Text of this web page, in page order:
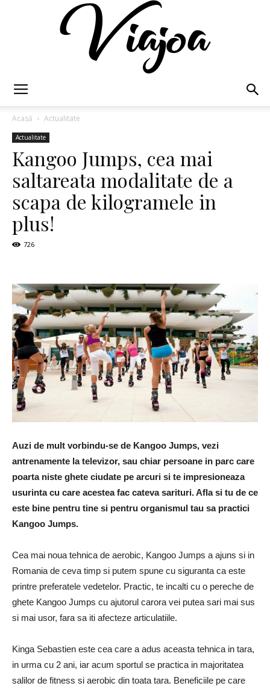
Acasă Actualitate
Actualitate
Kangoo Jumps, cea mai
saltareata modalitate de a
scapa de kilogramele in
plus!
726
Auzi de mult vorbindu-se de Kangoo Jumps, vezi
antrenamente la televizor, sau chiar persoane in parc care
poarta niste ghete ciudate pe arcuri si te impresioneaza
usurinta cu care acestea fac cateva sarituri. Afla si tu de ce
este bine pentru tine si pentru organismul tau sa practici
Kangoo Jumps.
Cea mai noua tehnica de aerobic, Kangoo Jumps a ajuns si in
Romania de ceva timp si putem spune cu siguranta ca este
printre preferatele vedetelor. Practic, te incalti cu o pereche de
ghete Kangoo Jumps cu ajutorul carora vei putea sari mai sus
si mai usor, fara sa iti afecteze articulatiile.
Kinga Sebastien este cea care a adus aceasta tehnica in tara,
in urma cu 2 ani, iar acum sportul se practica in majoritatea
salilor de fitness si aerobic din toata tara. Beneficiile pe care